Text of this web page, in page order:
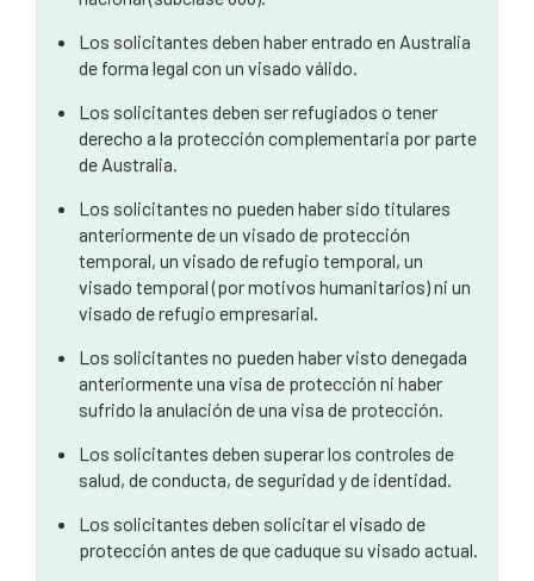
Los solicitantes deben haber entrado en Australia
de forma legal con un visado válido.
Los solicitantes deben ser refugiados o tener
derecho a la protección complementaria por parte
de Australia.
Los solicitantes no pueden haber sido titulares
anteriormente de un visado de protección
temporal, un visado de refugio temporal, un
visado temporal (por motivos humanitarios) ni un
visado de refugio empresarial.
Los solicitantes no pueden haber visto denegada
anteriormente una visa de protección ni haber
sufrido la anulación de una visa de protección.
Los solicitantes deben superar los controles de
salud, de conducta, de seguridad y de identidad.
Los solicitantes deben solicitar el visado de
protección antes de que caduque su visado actual.